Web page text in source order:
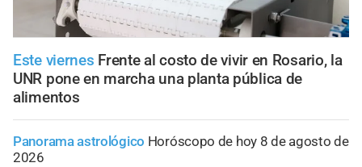
Este viernes Frente al costo de vivir en Rosario, la
UNR pone en marcha una planta pública de
alimentos
Panorama astrológico Horóscopo de hoy 8 de agosto de
2026